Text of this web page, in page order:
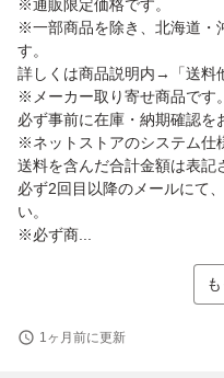
※通販限定価格です。
※一部商品を除き、北海道・
す。
詳しくは商品説明内→「送料
※メーカー取り寄せ商品です。
必ず事前に在庫・納期確認を
※ネットストアのシステム仕
送料を含んだ合計金額は表記
必ず2回目以降のメールにて
い。
※必ず商...
1ヶ月前に更新